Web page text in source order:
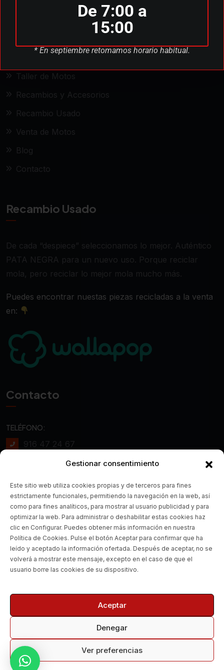
Gestionar consentimiento
Este sitio web utiliza cookies propias y de terceros para fines
estrictamente funcionales, permitiendo la navegación en la web, así
como para fines analíticos, para mostrar al usuario publicidad y para
optimizar la web. Para administrar o deshabilitar estas cookies haz
clic en Configurar. Puedes obtener más información en nuestra
Política de Cookies. Pulse el botón Aceptar para confirmar que ha
leído y aceptado la información ofertada. Después de aceptar, no se
volverá a mostrar este mensaje, excepto en el caso de que el
usuario borre las cookies de su dispositivo.
Aceptar
Denegar
Ver preferencias
Sobre Nosotros
Recambios y Accesorios
Recambio Usado
Venta de Motos
Blog
Contacto
Recambio Usado
De cada “despiece” seleccionamos lo mejor. Auténtico
PATA NEGRA para un nuevo uso. Porque reciclar
mola, pero reciclar lo mejor mola mucho más.
Puedes encontrar nuestas piezas recicladas a la venta
en:
Contacto
TELÉFONO:
916 47 24 67
672 20 85 87
CORREO ELECTRÓNICO:
Info@realmotoboxes.com
¿DÓNDE ESTAMOS?
Pol. Ind. la Fuensanta, Calle
Venus, 2, Nave 5, 28936
Copyright 2026 Real Motoboxes. Todos los derechos
De 7:00 a
15:00
* En septiembre retomamos horario habitual.